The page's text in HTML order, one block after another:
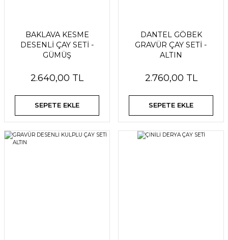
BAKLAVA KESME
DESENLİ ÇAY SETİ -
GÜMÜŞ
2.640,00 TL
SEPETE EKLE
DANTEL GÖBEK
GRAVÜR ÇAY SETİ -
ALTIN
2.760,00 TL
SEPETE EKLE